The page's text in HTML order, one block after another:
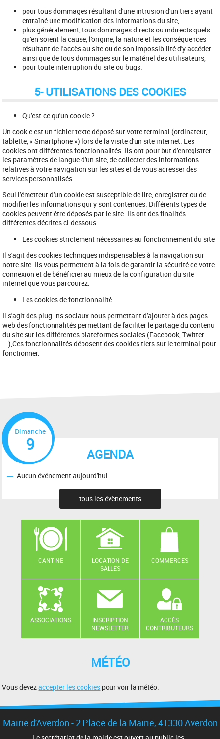
pour tous dommages résultant d'une intrusion d'un tiers ayant
entraîné une modification des informations du site,
plus généralement, tous dommages directs ou indirects quels
qu'en soient la cause, l'origine, la nature et les conséquences
résultant de l'accès au site ou de son impossibilité d'y accéder
ainsi que de tous dommages sur le matériel des utilisateurs,
pour toute interruption du site ou bugs.
5- UTILISATIONS DES COOKIES
Qu'est-ce qu'un cookie ?
Un cookie est un fichier texte déposé sur votre terminal (ordinateur,
tablette, « Smartphone ») lors de la visite d'un site internet. Les
cookies ont différentes fonctionnalités. Ils ont pour but d'enregistrer
les paramètres de langue d'un site, de collecter des informations
relatives à votre navigation sur les sites et de vous adresser des
services personnalisés.
Seul l'émetteur d'un cookie est susceptible de lire, enregistrer ou de
modifier les informations qui y sont contenues. Différents types de
cookies peuvent être déposés par le site. Ils ont des finalités
différentes décrites ci-dessous.
Les cookies strictement nécessaires au fonctionnement du site
Il s'agit des cookies techniques indispensables à la navigation sur
notre site. Ils vous permettent à la fois de garantir la sécurité de votre
connexion et de bénéficier au mieux de la configuration du site
internet que vous parcourez.
Les cookies de fonctionnalité
Il s'agit des plug-ins sociaux nous permettant d'ajouter à des pages
web des fonctionnalités permettant de faciliter le partage du contenu
du site sur les différentes plateformes sociales (Facebook, Twitter
...),Ces fonctionnalités déposent des cookies tiers sur le terminal pour
fonctionner.
AGENDA
Dimanche
9
Aucun événement aujourd'hui
tous les évènements
CANTINE
LOCATION DE
SALLES
COMMERCES
ASSOCIATIONS
INSCRIPTION
NEWSLETTER
ACCÈS
CONTRIBUTEURS
MÉTÉO
Vous devezaccepter les cookies pour voir la météo.
Mairie d'Averdon - 2 Place de la Mairie, 41330 Averdon
Le secrétariat de la mairie est ouvert au public les :